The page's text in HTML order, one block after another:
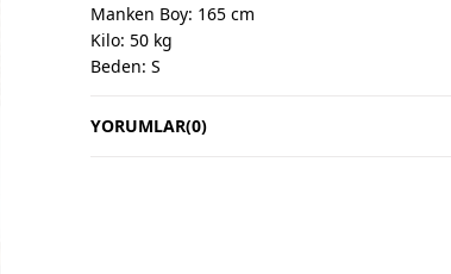
Manken Boy: 165 cm
Kilo: 50 kg
Beden: S
Değişim & İade
YORUMLAR(0)